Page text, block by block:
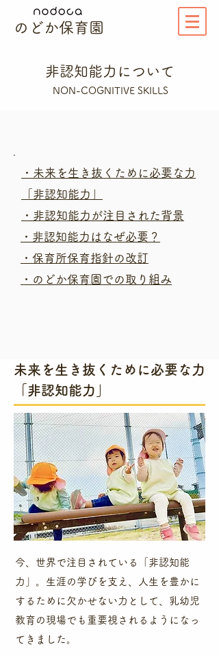
のどか保育園
非認知能力について
NON-COGNITIVE SKILLS
​・未来を生き抜くために必要な力
「非認知能力」
​・非認知能力が注目された背景
​・非認知能力はなぜ必要？
​・保育所保育指針の改訂
​・のどか保育園での取り組み
​未来を生き抜くために必要な力
「非認知能力」
今、世界で注目されている「非認知能
力」。生涯の学びを支え、人生を豊かに
するために欠かせない力として、乳幼児
教育の現場でも重要視されるようになっ
てきました。